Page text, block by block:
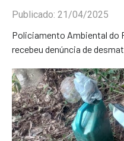
Publicado: 21/04/2025
Policiamento Ambiental do
recebeu denúncia de